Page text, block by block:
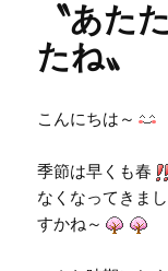
〝あた
たね〟
こんにちは～
季節は早くも春
なくなってきま
すかね～